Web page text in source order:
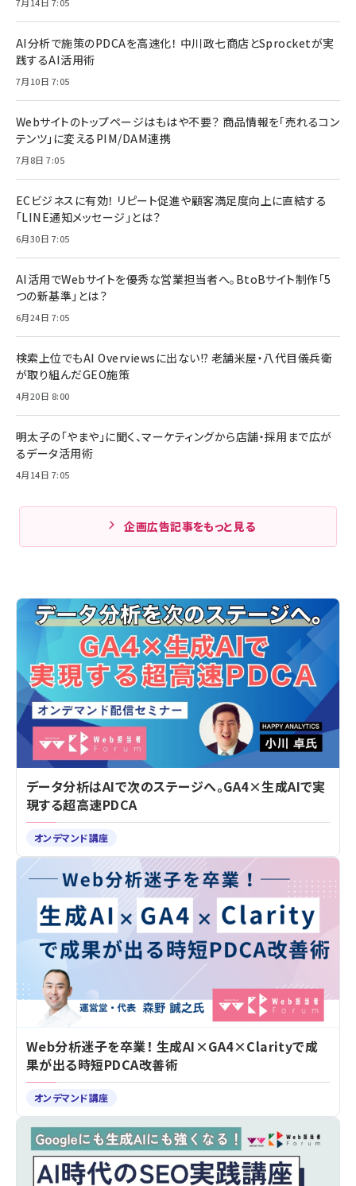
7月14日 7:05
AI分析で施策のPDCAを高速化！ 中川政七商店とSprocketが実
践するAI活用術
7月10日 7:05
Webサイトのトップページはもはや不要？ 商品情報を「売れるコン
テンツ」に変えるPIM/DAM連携
7月8日 7:05
ECビジネスに有効！ リピート促進や顧客満足度向上に直結する
「LINE通知メッセージ」とは？
6月30日 7:05
AI活用でWebサイトを優秀な営業担当者へ。BtoBサイト制作「5
つの新基準」とは？
6月24日 7:05
検索上位でもAI Overviewsに出ない!? 老舗米屋・八代目儀兵衛
が取り組んだGEO施策
4月20日 8:00
明太子の「やまや」に聞く、マーケティングから店舗・採用まで広が
るデータ活用術
4月14日 7:05
企画広告記事をもっと見る
データ分析はAIで次のステージへ。GA4×生成AIで実
現する超高速PDCA
オンデマンド講座
Web分析迷子を卒業！ 生成AI×GA4×Clarityで成
果が出る時短PDCA改善術
オンデマンド講座